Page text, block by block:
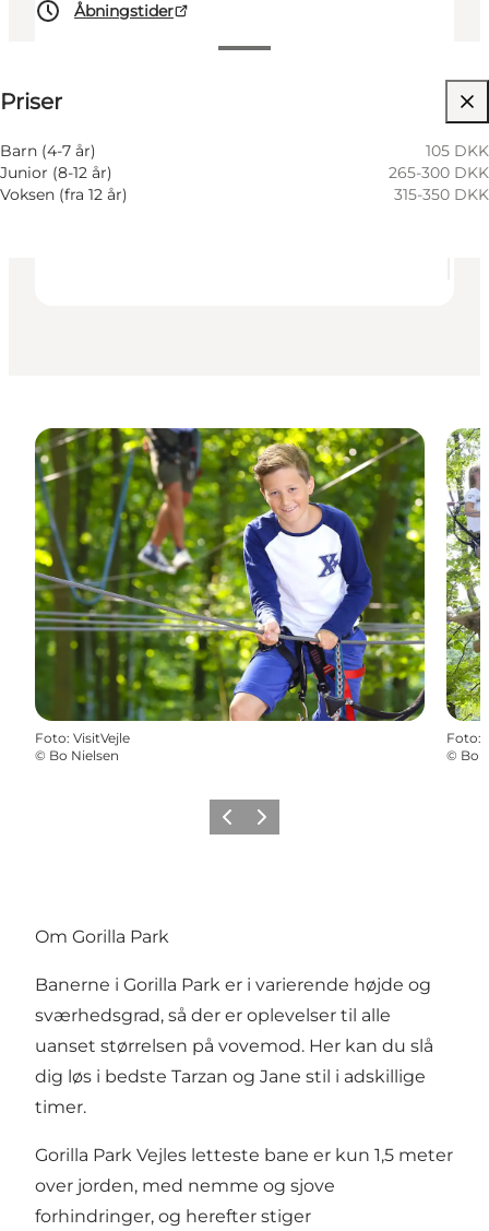
Åbningstider
Priser
Barn (4-7 år)
105 DKK
Junior (8-12 år)
265-300 DKK
Voksen (fra 12 år)
315-350 DKK
Hunde tilladt
Børn, Venner, Min partner, Mig selv, Min
virksomhed
Foto: VisitVejle
© Bo Nielsen
Foto:
© Bo
ForrigeNæste
Om Gorilla Park
Banerne i Gorilla Park er i varierende højde og
sværhedsgrad, så der er oplevelser til alle
uanset størrelsen på vovemod. Her kan du slå
dig løs i bedste Tarzan og Jane stil i adskillige
timer.
Gorilla Park Vejles letteste bane er kun 1,5 meter
over jorden, med nemme og sjove
forhindringer, og herefter stiger